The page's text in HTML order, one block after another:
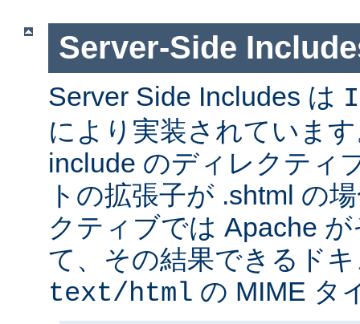
Server-Side
Server Side Includes は
により実装されていま
include のディレクティ
トの拡張子が .shtml の
クティブでは Apache
て、その結果できるド
text/html の MIME タ